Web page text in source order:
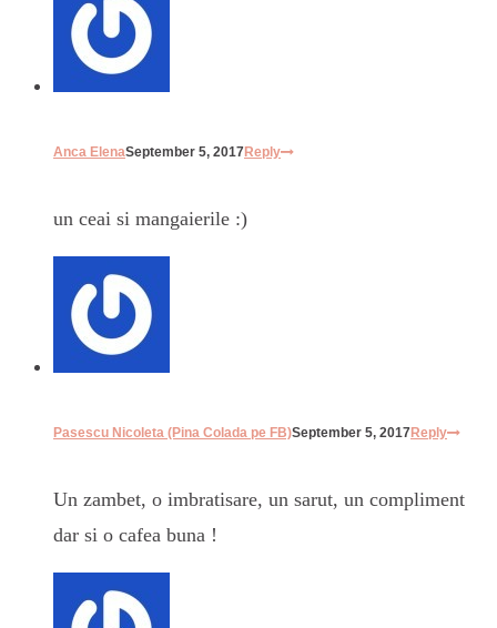
Anca ElenaSeptember 5, 2017Reply
un ceai si mangaierile :)
Pasescu Nicoleta (Pina Colada pe FB)September 5, 2017Reply
Un zambet, o imbratisare, un sarut, un compliment
dar si o cafea buna !